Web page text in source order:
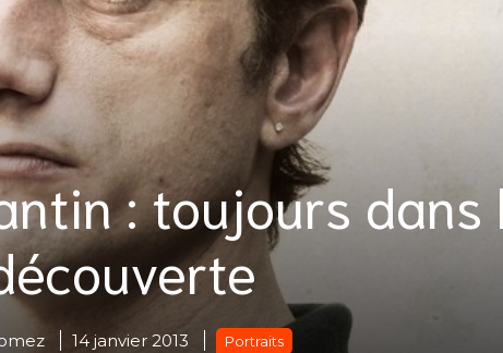
: toujours dans
14 janvier 2013 Portraits